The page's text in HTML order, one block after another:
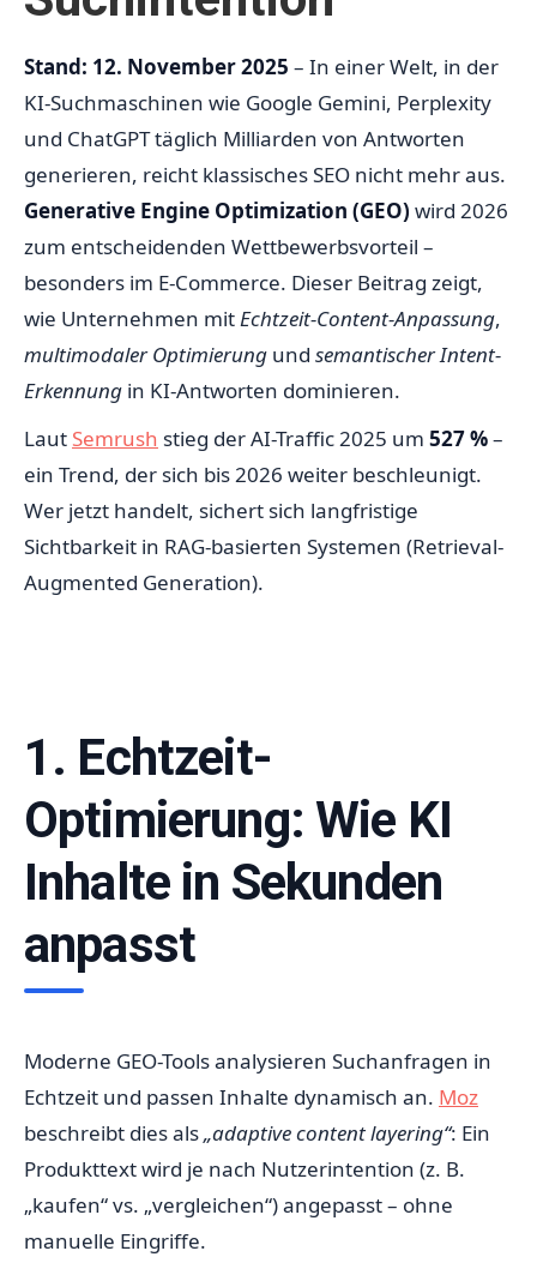
Stand: 12. November 2025 – In einer Welt, in der
KI-Suchmaschinen wie Google Gemini, Perplexity
und ChatGPT täglich Milliarden von Antworten
generieren, reicht klassisches SEO nicht mehr aus.
Generative Engine Optimization (GEO) wird 2026
zum entscheidenden Wettbewerbsvorteil –
besonders im E-Commerce. Dieser Beitrag zeigt,
wie Unternehmen mitEchtzeit-Content-Anpassung,
multimodaler Optimierung und semantischer Intent-
Erkennung in KI-Antworten dominieren.
Laut Semrush stieg der AI-Traffic 2025 um 527 %–
ein Trend, der sich bis 2026 weiter beschleunigt.
Wer jetzt handelt, sichert sich langfristige
Sichtbarkeit in RAG-basierten Systemen (Retrieval-
Augmented Generation).
1. Echtzeit-
Optimierung: Wie KI
Inhalte in Sekunden
anpasst
Moderne GEO-Tools analysieren Suchanfragen in
Echtzeit und passen Inhalte dynamisch an. Moz
beschreibt dies als„adaptive content layering“: Ein
Produkttext wird je nach Nutzerintention (z. B.
„kaufen“ vs. „vergleichen“) angepasst – ohne
manuelle Eingriffe.